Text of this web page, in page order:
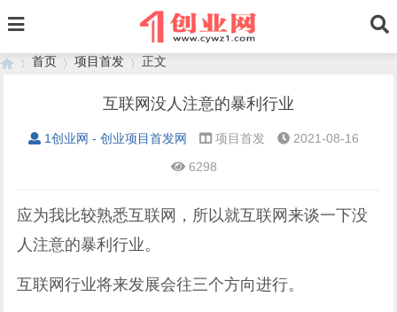
首页
›
项目首发
›
正文
互联网没人注意的暴利行业
1创业网 - 创业项目首发网 项目首发
2021-08-16
6298
应为我比较熟悉互联网，所以就互联网来谈一下没
人注意的暴利行业。
互联网行业将来发展会往三个方向进行。